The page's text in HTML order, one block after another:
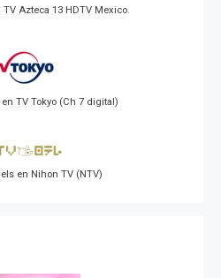
Azteca 13 HDTV Mexico.
TV Tokyo (Ch 7 digital)
en Nihon TV (NTV)